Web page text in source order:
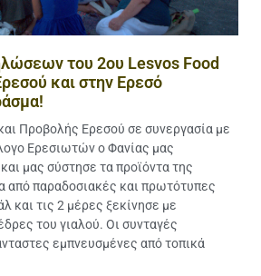
του 2ου Lesvos Food
και στην Ερεσό
Προβολής Ερεσού σε συνεργασία με
Ερεσιωτών ο Φανίας μας
μας σύστησε τα προϊόντα της
από παραδοσιακές και πρωτότυπες
και τις 2 μέρες ξεκίνησε με
του γιαλού. Οι συνταγές
εμπνευσμένες από τοπικά